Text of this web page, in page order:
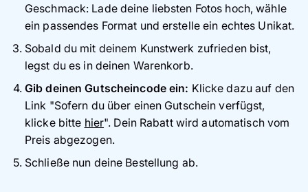
Geschmack: Lade deine liebsten Fotos hoch, wähle
ein passendes Format und erstelle ein echtes Unikat.
Sobald du mit deinem Kunstwerk zufrieden bist,
legst du es in deinen Warenkorb.
Gib deinen Gutscheincode ein: Klicke dazu auf den
Link "Sofern du über einen Gutschein verfügst,
klicke bitte hier". Dein Rabatt wird automatisch vom
Preis abgezogen.
Schließe nun deine Bestellung ab.